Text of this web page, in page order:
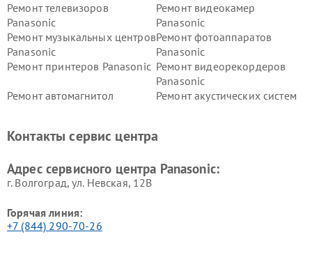
Ремонт телевизоров
Panasonic
Ремонт видеокамер
Panasonic
Ремонт музыкальных центров
Panasonic
Ремонт фотоаппаратов
Panasonic
Ремонт принтеров Panasonic Ремонт видеорекордеров
Panasonic
Ремонт автомагнитол
Ремонт акустических систем
панелей Panasonic
Контакты сервис центра
Адрес сервисного центра Panasonic:
г. Волгоград, ул. Невская, 12В
Горячая линия:
+7 (844) 290-70-26